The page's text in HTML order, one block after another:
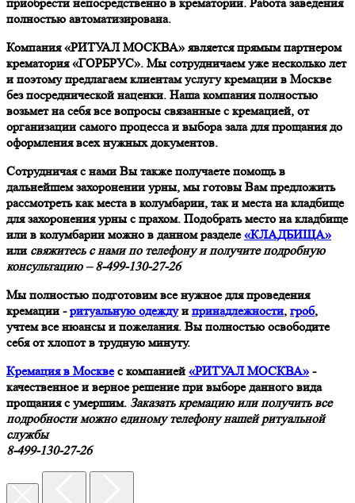
приобрести непосредственно в крематории. Работа заведения
полностью автоматизирована.
Компания «РИТУАЛ МОСКВА» является прямым партнером
крематория «ГОРБРУС». Мы сотрудничаем уже несколько лет
и поэтому предлагаем клиентам услугу кремации в Москве
без посреднической наценки. Наша компания полностью
возьмет на себя все вопросы связанные с кремацией, от
организации самого процесса и выбора зала для прощания до
оформления всех нужных документов.
Сотрудничая с нами Вы также получаете помощь в
дальнейшем захоронении урны, мы готовы Вам предложить
рассмотреть как места в колумбарии, так и места на кладбище
для захоронения урны с прахом. Подобрать место на кладбище
или в колумбарии можно в данном разделе«КЛАДБИЩА»
или свяжитесь с нами по телефону и получите подробную
консультацию – 8-499-130-27-26
Мы полностью подготовим все нужное для проведения
кремации -ритуальную одеждуи принадлежности, гроб,
учтем все нюансы и пожелания. Вы полностью освободите
себя от хлопот в трудную минуту.
Кремация в Москвес компанией «РИТУАЛ МОСКВА» -
качественное и верное решение при выборе данного вида
прощания с умершим. Заказать кремацию или получить все
подробности можно единому телефону нашей ритуальной
службы
8-499-130-27-26